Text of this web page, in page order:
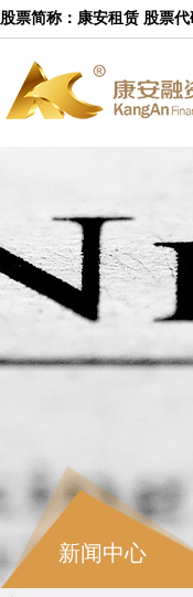
股票简称：康安租赁 股票代
新闻中心